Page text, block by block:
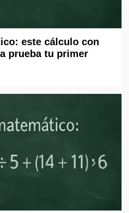
este cálculo con
prueba tu primer